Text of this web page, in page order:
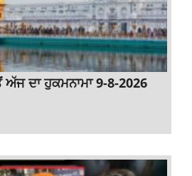
ਅੱਜ ਦਾ ਹੁਕਮਨਾਮਾ 9-8-2026